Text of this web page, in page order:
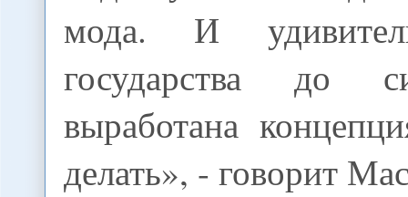
мода. И
государства
выработана
делать», - говорит